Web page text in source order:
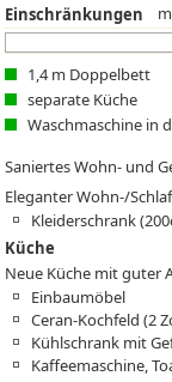
Einschränkungen
1,4 m Doppelbett
separate Küche
Waschmaschine in
Saniertes Wohn- und
Eleganter Wohn-/
Kleiderschrank
Küche
Neue Küche mit guter
Einbaumöbel
Ceran-Kochfeld (2
Kühlschrank mit
Kaffeemaschine,